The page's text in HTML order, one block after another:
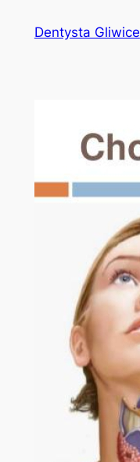
Dentysta Gliwice